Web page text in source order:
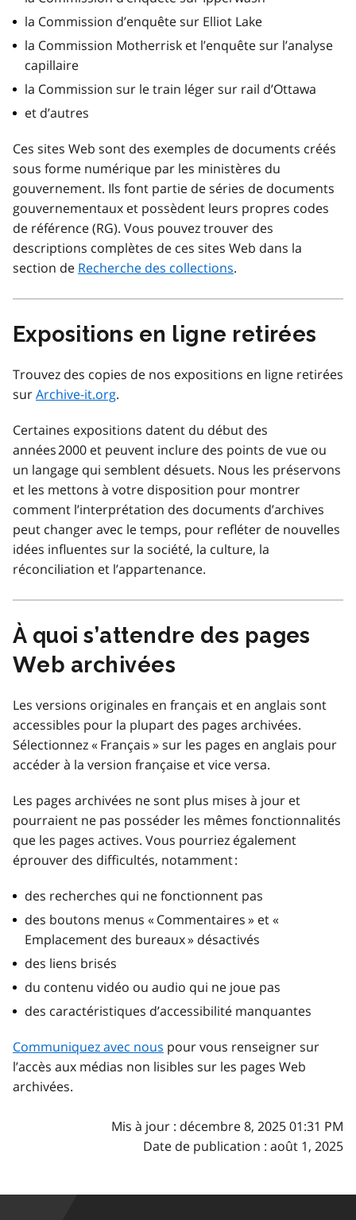
la Commission d’enquête sur Elliot Lake
la Commission Motherrisk et l’enquête sur l’analyse
capillaire
la Commission sur le train léger sur rail d’Ottawa
et d’autres
Ces sites Web sont des exemples de documents créés
sous forme numérique par les ministères du
gouvernement. Ils font partie de séries de documents
gouvernementaux et possèdent leurs propres codes
de référence (RG). Vous pouvez trouver des
descriptions complètes de ces sites Web dans la
section de Recherche des collections.
Expositions en ligne retirées
Trouvez des copies de nos expositions en ligne retirées
surArchive-it.org.
Certaines expositions datent du début des
années 2000 et peuvent inclure des points de vue ou
un langage qui semblent désuets. Nous les préservons
et les mettons à votre disposition pour montrer
comment l’interprétation des documents d’archives
peut changer avec le temps, pour refléter de nouvelles
idées influentes sur la société, la culture, la
réconciliation et l’appartenance.
À quoi s’attendre des pages
Web archivées
Les versions originales en français et en anglais sont
accessibles pour la plupart des pages archivées.
Sélectionnez « Français » sur les pages en anglais pour
accéder à la version française et vice versa.
Les pages archivées ne sont plus mises à jour et
pourraient ne pas posséder les mêmes fonctionnalités
que les pages actives. Vous pourriez également
éprouver des difficultés, notamment :
des recherches qui ne fonctionnent pas
des boutons menus « Commentaires » et «
Emplacement des bureaux » désactivés
des liens brisés
du contenu vidéo ou audio qui ne joue pas
des caractéristiques d’accessibilité manquantes
Communiquez avec nous pour vous renseigner sur
l’accès aux médias non lisibles sur les pages Web
archivées.
Mis à jour : décembre 8, 2025 01:31 PM
Date de publication : août 1, 2025